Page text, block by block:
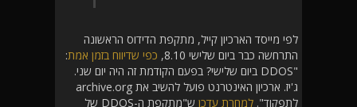
לפי מייסד הארכיון קייל, מתקפת הדידוס הראשונה
התרחשה כבר ביום שלישי 8.10,
כפי שדיווח בזמן אמת:
"DDOS ביום שלישי? בפעם הקודמת זה היה יום שני.
ג'יז. ארכיון האינטרנט פועל להשיב את archive.org
לתפקוד". למחרת עדכן ש"מתקפת ה-DDOS של